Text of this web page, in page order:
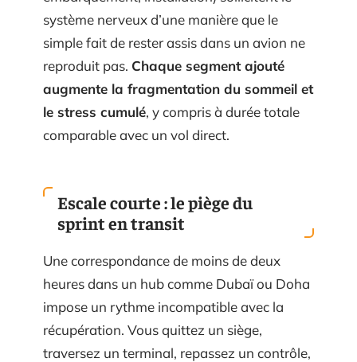
système nerveux d’une manière que le
simple fait de rester assis dans un avion ne
reproduit pas. Chaque segment ajouté
augmente la fragmentation du sommeil et
le stress cumulé, y compris à durée totale
comparable avec un vol direct.
Escale courte : le piège du
sprint en transit
Une correspondance de moins de deux
heures dans un hub comme Dubaï ou Doha
impose un rythme incompatible avec la
récupération. Vous quittez un siège,
traversez un terminal, repassez un contrôle,